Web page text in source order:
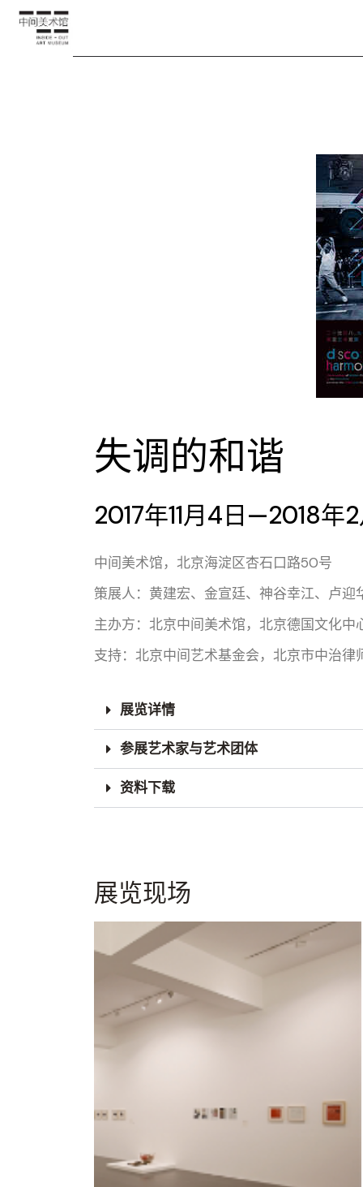
失调的和谐
2017年11月4日—2018年
中间美术馆，北京海淀区杏石口路50号
策展人：黄建宏、金宣廷、神谷幸江、卢迎
主办方：北京中间美术馆，北京德国文化中
支持：北京中间艺术基金会，北京市中治律
展览详情
参展艺术家与艺术团体
资料下载
展览现场